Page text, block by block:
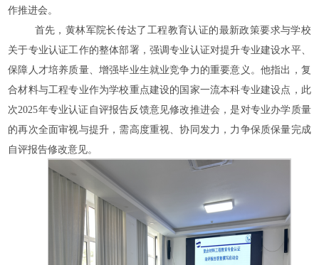
作推进会。
首先，黄林军院长传达了工程教育认证的最新政策要求与学校
关于专业认证工作的整体部署，强调专业认证对提升专业建设水平、
保障人才培养质量、增强毕业生就业竞争力的重要意义。他指出，复
合材料与工程专业作为学校重点建设的国家一流本科专业建设点，此
次2025年专业认证自评报告反馈意见修改推进会，是对专业办学质量
的再次全面审视与提升，需高度重视、协同发力，力争保质保量完成
自评报告修改意见。